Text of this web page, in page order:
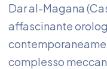
Dar al-Magana
affascinante
complesso